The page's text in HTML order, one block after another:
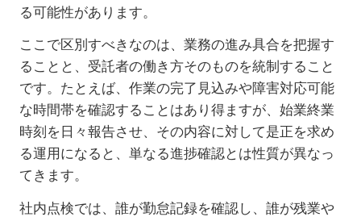
る可能性があります。
ここで区別すべきなのは、業務の進み具合を把握す
ることと、受託者の働き方そのものを統制すること
です。たとえば、作業の完了見込みや障害対応可能
な時間帯を確認することはあり得ますが、始業終業
時刻を日々報告させ、その内容に対して是正を求め
る運用になると、単なる進捗確認とは性質が異なっ
てきます。
社内点検では、誰が勤怠記録を確認し、誰が残業や